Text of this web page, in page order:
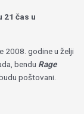
21 čas u
2008. godine u želji
bendu Rage
poštovani.